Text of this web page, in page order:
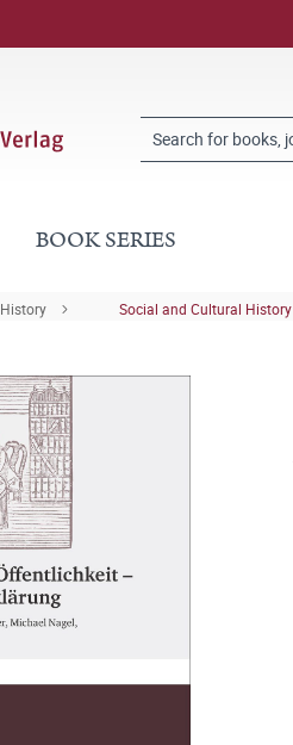
BOOK SERIES
History Social and Cultural History